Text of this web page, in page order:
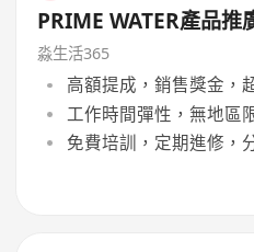
PRIME WATER產品推
淼生活365
高額提成，銷售獎金，
工作時間彈性，無地區
免費培訓，定期進修，